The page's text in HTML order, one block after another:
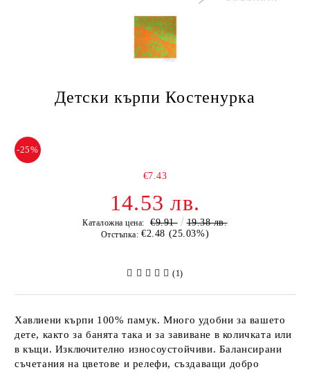
Детски кърпи Костенурка
-25%
€7.43
14.53 лв.
Каталожна цена: €9.91 19.38 лв.
Отстъпка: €2.48 (25.03%)
(1)
Хавлиени кърпи 100% памук. Много удобни за вашето
дете, както за банята така и за завиване в количката или
в къщи. Изключително износоустойчиви. Балансирани
съчетания на цветове и релефи, създаващи добро